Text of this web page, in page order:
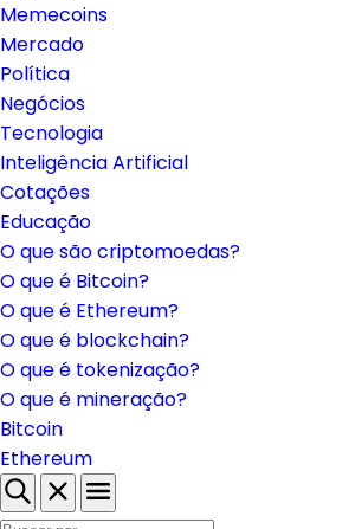
Memecoins
Mercado
Política
Negócios
Tecnologia
Inteligência Artificial
Cotações
Educação
O que são criptomoedas?
O que é Bitcoin?
O que é Ethereum?
O que é blockchain?
O que é tokenização?
O que é mineração?
Bitcoin
Ethereum